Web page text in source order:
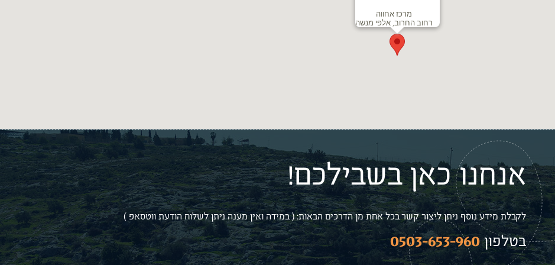
מרכז אחווה
רחוב החרוב, אלפי מנשה
אנחנו כאן בשבילכם!
לקבלת מידע נוסף ניתן ליצור קשר בכל אחת מן הדרכים הבאות: ( במידה ואין מענה ניתן לשלוח הודעת ווטסאפ )
בטלפון0503-653-960